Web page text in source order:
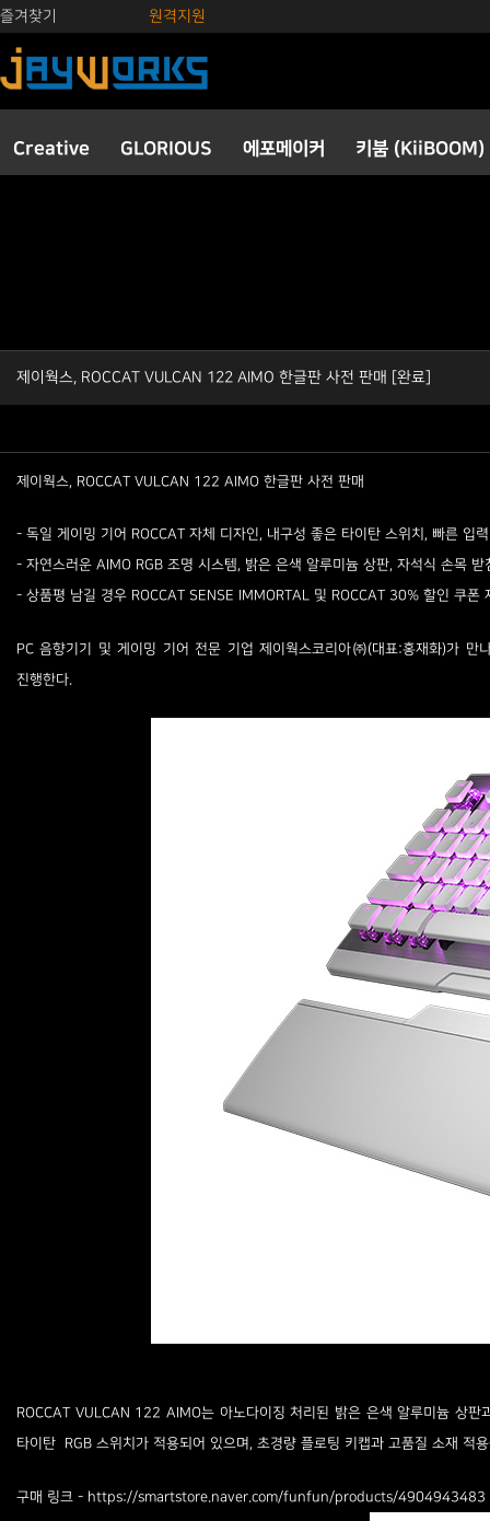
즐겨찾기 원격지원
Creative GLORIOUS 에포메이커 키붐 (KiiBOOM)
제이웍스, ROCCAT VULCAN 122 AIMO 한글판 사전 판매 [완료]
제이웍스, ROCCAT VULCAN 122 AIMO 한글판 사전 판매
- 독일 게이밍 기어 ROCCAT 자체 디자인, 내구성 좋은 타이탄 스위치, 빠른 입
- 자연스러운 AIMO RGB 조명 시스템, 밝은 은색 알루미늄 상판, 자석식 손목 받
- 상품평 남길 경우 ROCCAT SENSE IMMORTAL 및 ROCCAT 30% 할인 쿠폰
PC 음향기기 및 게이밍 기어 전문 기업 제이웍스코리아㈜(대표:홍재화)가
진행한다.
ROCCAT VULCAN 122 AIMO는 아노다이징 처리된 밝은 은색 알루미늄 상
타이탄 RGB 스위치가 적용되어 있으며, 초경량 플로팅 키캡과 고품질 소재 적
구매 링크 - https://smartstore.naver.com/funfun/products/4904943483